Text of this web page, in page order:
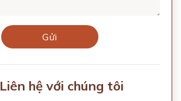
Liên hệ với chúng tôi